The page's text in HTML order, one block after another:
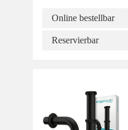
Online bestellbar
Reservierbar